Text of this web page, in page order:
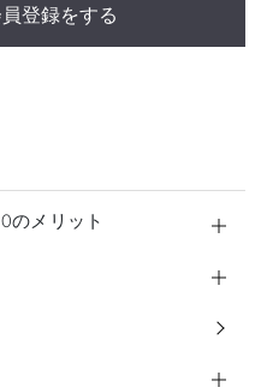
登録をする
のメリット